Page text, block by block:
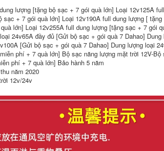
cuộn bàn cắm trại
dã ngoại bàn nướng
thiết bị QF bộ bàn
ăn gấp gọn 6 ghế bộ
bàn ghế ăn cơm gấp
gọn
507,000
Đô Thị Sóng Cắm
Trại Ngoài Trời
Hoang Dã Câu Cá
Tựa Lưng Ghế Câu
Cá Siêu Nhẹ Mọi Địa
Hình Maza Gấp Câu
Cá Ghế ghế nằm
gấp gọn ghế tựa
lượng [tặng bộ sạc + 7 gói quà lớn] Loại 12v125A
sạc + 7 gói quà lớn] Loại 12v190A full dung lượng [
lớn] Loại 12v255A full dung lượng [tặng sạc + 7 gói
24v65A đầy đủ [Gửi bộ sạc + gói quà 7 Dahao]
[Gửi bộ sạc + gói quà 7 Dahao] Dung lượng loại
phí + 7 quà lớn] Bộ sạc năng lượng mặt trời 12V-Bộ
phí + 7 quà lớn] Bảo hành 5 năm
năm 2020
12v/24v